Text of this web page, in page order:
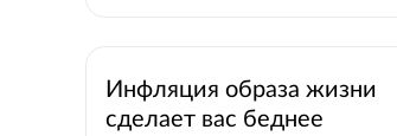
Инфляция образа жизни
сделает вас беднее